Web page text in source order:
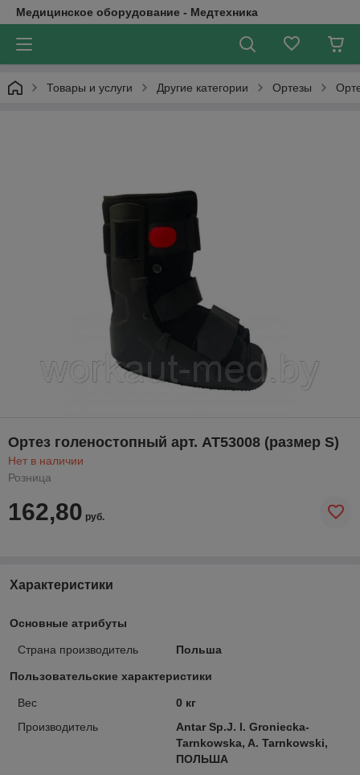
Медицинское оборудование - Медтехника
Товары и услуги Другие категории Ортезы
Ортез голеностопный арт. АТ53008 (размер S)
Нет в наличии
Розница
162,80 руб.
Характеристики
Основные атрибуты
Страна производитель Польша
Пользовательские характеристики
Вес
0 кг
Производитель
Antar Sp.J. I. Groniecka-
Tarnkowska, A. Tarnkowski,
ПОЛЬША